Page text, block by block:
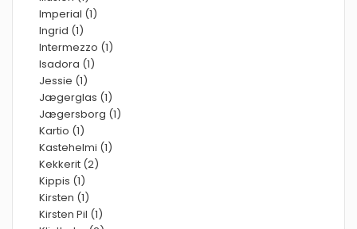
Imperial (1)
Ingrid (1)
Intermezzo (1)
Isadora (1)
Jessie (1)
Jægerglas (1)
Jægersborg (1)
Kartio (1)
Kastehelmi (1)
Kekkerit (2)
Kippis (1)
Kirsten (1)
Kirsten Pil (1)